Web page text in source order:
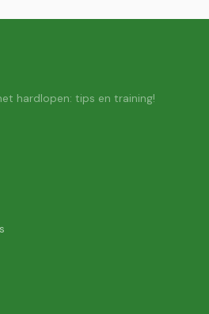
hardlopen: tips en training!